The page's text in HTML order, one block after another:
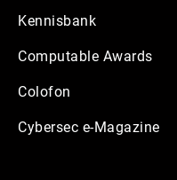
Kennisbank
Computable Awards
Colofon
Cybersec e-Magazine